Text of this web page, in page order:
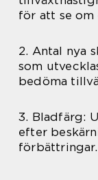
för att se om
2. Antal nya
som
bedöma
3. Bladfärg:
efter
förbättringar.